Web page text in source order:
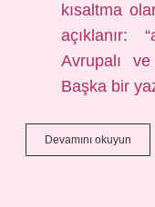
kısaltma
açıklanır:
Avrupalı
Başka bir
Devamını okuyun